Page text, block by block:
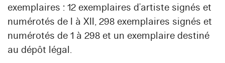
exemplaires : 12 exemplaires d’artiste signés et
numérotés de I à XII, 298 exemplaires signés et
numérotés de 1 à 298 et un exemplaire destiné
au dépôt légal.